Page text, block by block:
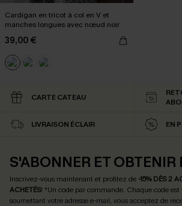
Cardigan en tricot à col en V et
manches longues avec nœud noir
39,00 €
CARTE CATEAU
LIVRAISON ÉCLAIR EN
S'ABONNER ET OBTENIR
Inscrivez-vous maintenant et profitez de -15% DÈS 2
ACHETÉS! *Un code par commande. Chaque code est
soumettant votre adresse e-mail, vous acceptez de